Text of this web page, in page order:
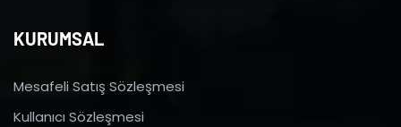
KURUMSAL
Mesafeli Satış Sözleşmesi
Kullanıcı Sözleşmesi